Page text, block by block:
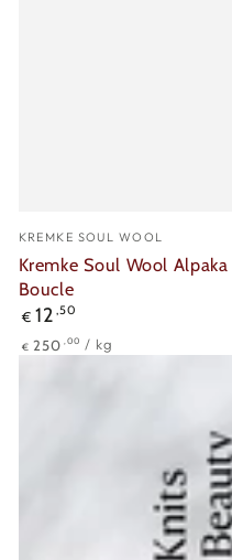
Verkäufer/in:
KREMKE SOUL WOOL
Kremke Soul Wool Alpaka
Boucle
Regulärer
Preis
€ 12 ,50
Stückpreis
€ 250 ,00 / pro
kg